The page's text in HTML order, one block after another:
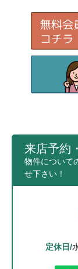
来店予約
物件について
せ下さい！
定休日/